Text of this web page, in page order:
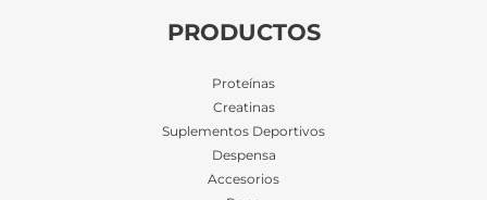
PRODUCTOS
Proteínas
Creatinas
Suplementos Deportivos
Despensa
Accesorios